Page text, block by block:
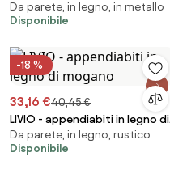
teak
Da parete, in legno, in metallo
Disponibile
-18 %
33,16 €40,45 €
LIVIO - appendiabiti in legno di
mogano
Da parete, in legno, rustico
Disponibile